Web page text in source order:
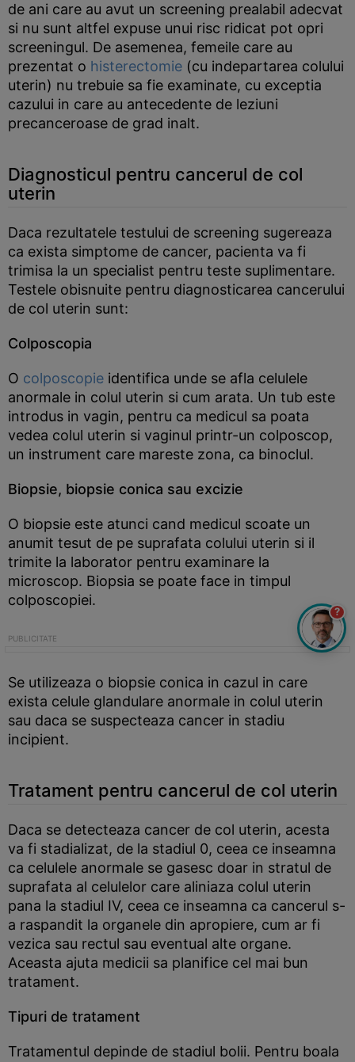
de ani care au avut un screening prealabil adecvat
si nu sunt altfel expuse unui risc ridicat pot opri
screeningul. De asemenea, femeile care au
prezentat o histerectomie (cu indepartarea colului
uterin) nu trebuie sa fie examinate, cu exceptia
cazului in care au antecedente de leziuni
precanceroase de grad inalt.
Diagnosticul pentru cancerul de col
uterin
Daca rezultatele testului de screening sugereaza
ca exista simptome de cancer, pacienta va fi
trimisa la un specialist pentru teste suplimentare.
Testele obisnuite pentru diagnosticarea cancerului
de col uterin sunt:
Colposcopia
O colposcopie identifica unde se afla celulele
anormale in colul uterin si cum arata. Un tub este
introdus in vagin, pentru ca medicul sa poata
vedea colul uterin si vaginul printr-un colposcop,
un instrument care mareste zona, ca binoclul.
Biopsie, biopsie conica sau excizie
O biopsie este atunci cand medicul scoate un
anumit tesut de pe suprafata colului uterin si il
trimite la laborator pentru examinare la
microscop. Biopsia se poate face in timpul
colposcopiei.
Se utilizeaza o biopsie conica in cazul in care
exista celule glandulare anormale in colul uterin
sau daca se suspecteaza cancer in stadiu
incipient.
Tratament pentru cancerul de col uterin
Daca se detecteaza cancer de col uterin, acesta
va fi stadializat, de la stadiul 0, ceea ce inseamna
ca celulele anormale se gasesc doar in stratul de
suprafata al celulelor care aliniaza colul uterin
pana la stadiul IV, ceea ce inseamna ca cancerul s-
a raspandit la organele din apropiere, cum ar fi
vezica sau rectul sau eventual alte organe.
Aceasta ajuta medicii sa planifice cel mai bun
tratament.
Tipuri de tratament
Tratamentul depinde de stadiul bolii. Pentru boala
?